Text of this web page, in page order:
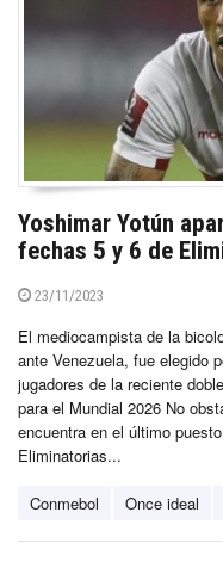
Yoshimar Yotún
fechas 5 y 6 de
23/11/2023
El mediocampista de la
ante Venezuela, fue elegido
jugadores de la reciente
para el Mundial 2026 No
encuentra en el último
Eliminatorias...
Conmebol Once ideal